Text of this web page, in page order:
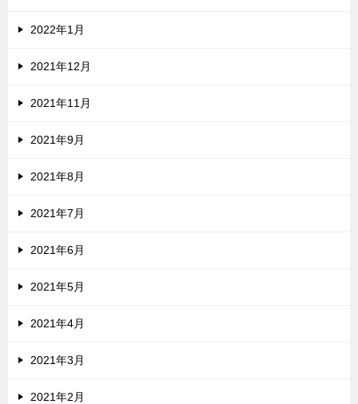
2022年1月
2021年12月
2021年11月
2021年9月
2021年8月
2021年7月
2021年6月
2021年5月
2021年4月
2021年3月
2021年2月